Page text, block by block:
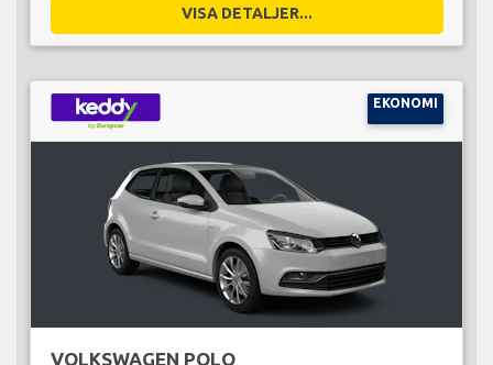
VISA DETALJER...
EKONOMI
VOLKSWAGEN POLO